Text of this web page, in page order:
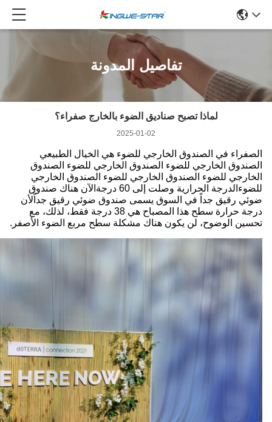
تفاصيل المدونة
لماذا تصبح صناديق الضوء بالخارج صفراء؟
2025-01-02
الصفراء في الصندوق الخارجي للضوء هي الخيال الطبيعي
الصندوق الخارجي للضوء الصندوق الخارجي للضوء الصندوق
الخارجي للضوء الصندوق الخارجي للضوء الصندوق الخارجي
للضوءالدرجة الحرارية وصلت إلى 60 درجةالآن هناك صندوق
ضوئي رقيق جداً في السوق يسمى صندوق ضوئي رقيق جداًلأن
درجة حرارة سطح هذا المصباح هي 38 درجة فقط، لذلك، مع
تحسين الوضوح، لن يكون هناك مشكلة سطح مربع الضوء الأصفر.